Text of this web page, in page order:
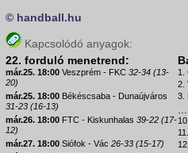
© handball.hu
Kapcsolódó anyagok:
22. forduló menetrend:
már.25. 18:00 Veszprém - FKC 32-34 (13-
20)
már.25. 18:00 Békéscsaba - Dunaújváros
31-23 (16-13)
már.26. 18:00 FTC - Kiskunhalas 39-22 (17-
12)
már.27. 18:00 Siófok - Vác 26-33 (15-17)
1.
2.
3.
...